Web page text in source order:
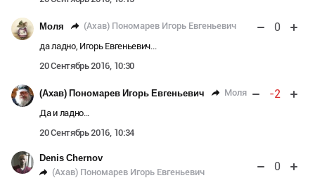
Моля (Ахав) Пономарев Игорь Евгеньевич 0
да ладно, Игорь Евгеньевич...
20 Сентябрь 2016, 10:30
(Ахав) Пономарев Игорь Евгеньевич Моля -2
Да и ладно...
20 Сентябрь 2016, 10:34
Denis Chernov
(Ахав) Пономарев Игорь Евгеньевич
0